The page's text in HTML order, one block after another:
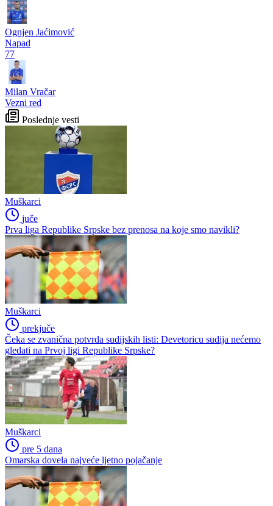
Ognjen Jaćimović
Napad
77
Milan Vračar
Vezni red
Poslednje vesti
Muškarci
juče
Prva liga Republike Srpske bez prenosa na koje smo navikli?
Muškarci
prekjuče
Čeka se zvanična potvrda sudijskih listi: Devetoricu sudija nećemo
gledati na Prvoj ligi Republike Srpske?
Muškarci
pre 5 dana
Omarska dovela najveće ljetno pojačanje